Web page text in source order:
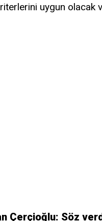
uygun olacak
Çerçioğlu: Söz